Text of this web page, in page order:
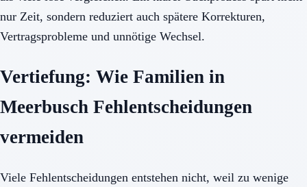
nur Zeit, sondern reduziert auch spätere Korrekturen,
Vertragsprobleme und unnötige Wechsel.
Vertiefung: Wie Familien in
Meerbusch Fehlentscheidungen
vermeiden
Viele Fehlentscheidungen entstehen nicht, weil zu wenige